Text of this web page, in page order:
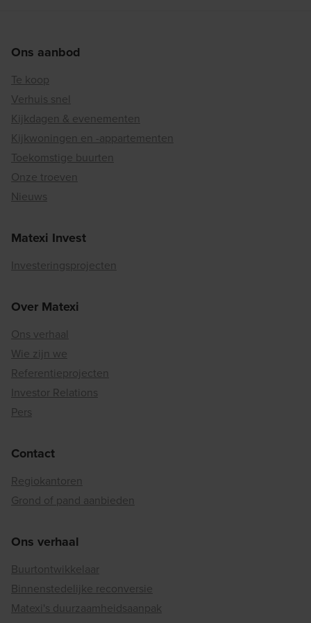
Ons aanbod
Te koop
Verhuis snel
Kijkdagen & evenementen
Kijkwoningen en -appartementen
Toekomstige buurten
Onze troeven
Nieuws
Matexi Invest
Investeringsprojecten
Over Matexi
Ons verhaal
Wie zijn we
Referentieprojecten
Investor Relations
Pers
Contact
Regiokantoren
Grond of pand aanbieden
Ons verhaal
Buurtontwikkelaar
Binnenstedelijke reconversie
Matexi's duurzaamheidsaanpak